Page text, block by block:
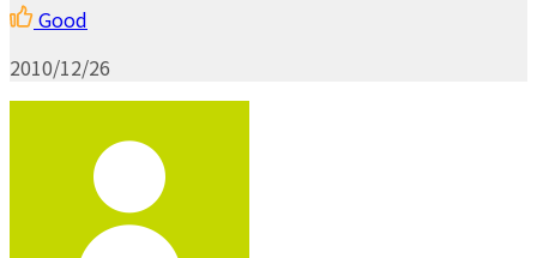
Good
2010/12/26